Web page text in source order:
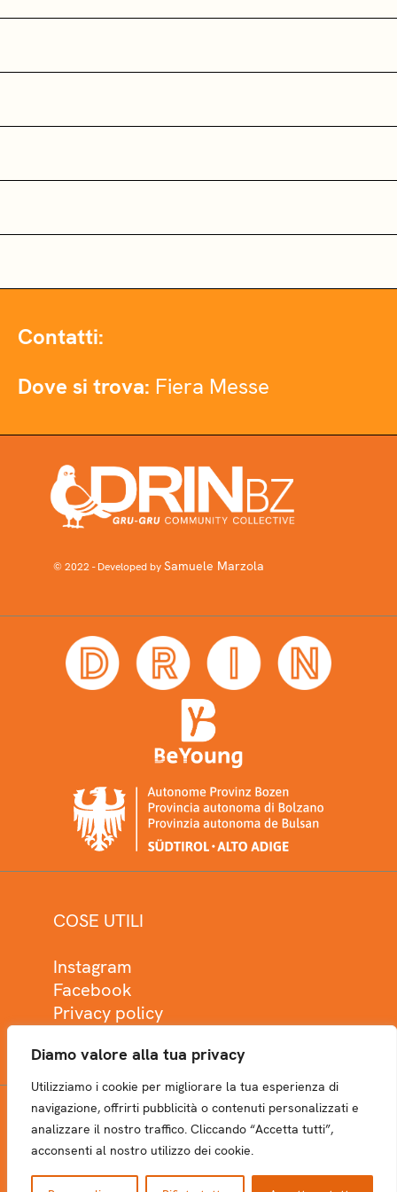
Diamo valore alla tua privacy
Utilizziamo i cookie per migliorare la tua esperienza di
navigazione, offrirti pubblicità o contenuti personalizzati e
analizzare il nostro traffico. Cliccando “Accetta tutti”,
acconsenti al nostro utilizzo dei cookie.
Contatti:
Dove si trova: Fiera Messe
© 2022 - Developed bySamuele Marzola
COSE UTILI
Instagram
Facebook
Privacy policy
NEWSLETTER